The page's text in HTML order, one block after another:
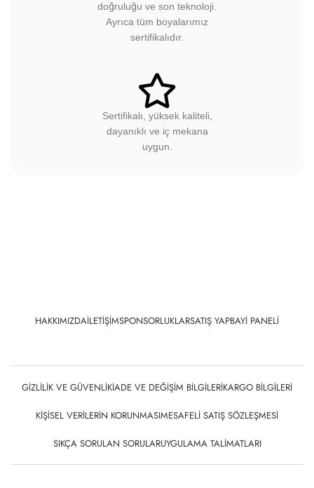
doğruluğu ve son teknoloji.
Ayrıca tüm boyalarımız
sertifikalıdır.
Sertifikalı, yüksek kaliteli,
dayanıklı ve iç mekana
uygun.
HAKKIMIZDAİLETIŞIMSPONSORLUKLARSATIŞ YAPBAYI PANELI
GIZLILIK VE GÜVENLIKİADE VE DEĞIŞIM BILGILERIKARGO BILGILERI
KIŞISEL VERILERIN KORUNMASIMESAFELI SATIŞ SÖZLEŞMESI
SIKÇA SORULAN SORULARUYGULAMA TALIMATLARI